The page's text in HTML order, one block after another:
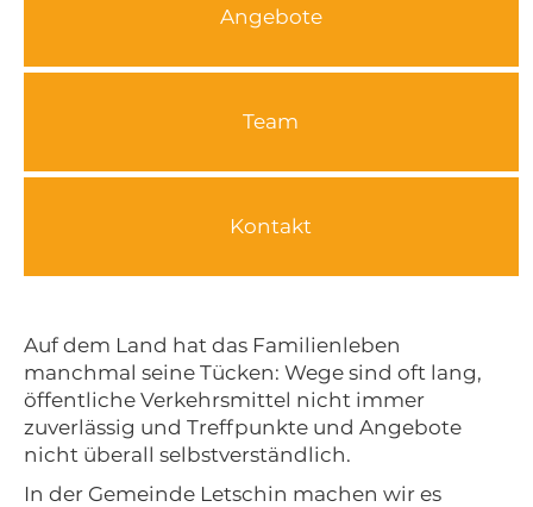
Angebote
Team
Kontakt
Auf dem Land hat das Familienleben
manchmal seine Tücken: Wege sind oft lang,
öffentliche Verkehrsmittel nicht immer
zuverlässig und Treffpunkte und Angebote
nicht überall selbstverständlich.
In der Gemeinde Letschin machen wir es